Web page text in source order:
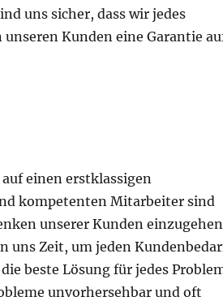
uns sicher, dass wir jedes
Kunden eine Garantie
einen erstklassigen
kompetenten Mitarbeiter sind
unserer Kunden einzugehen
uns Zeit, um jeden
beste Lösung für jedes
unvorhersehbar und oft